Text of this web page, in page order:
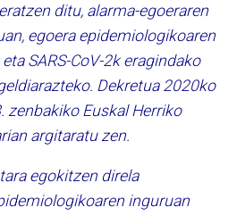
ditu, alarma-egoeraren
egoera epidemiologikoaren
SARS-CoV-2k eragindako
Dekretua 2020ko
zenbakiko Euskal Herriko
argitaratu zen.
egokitzen direla
inguruan